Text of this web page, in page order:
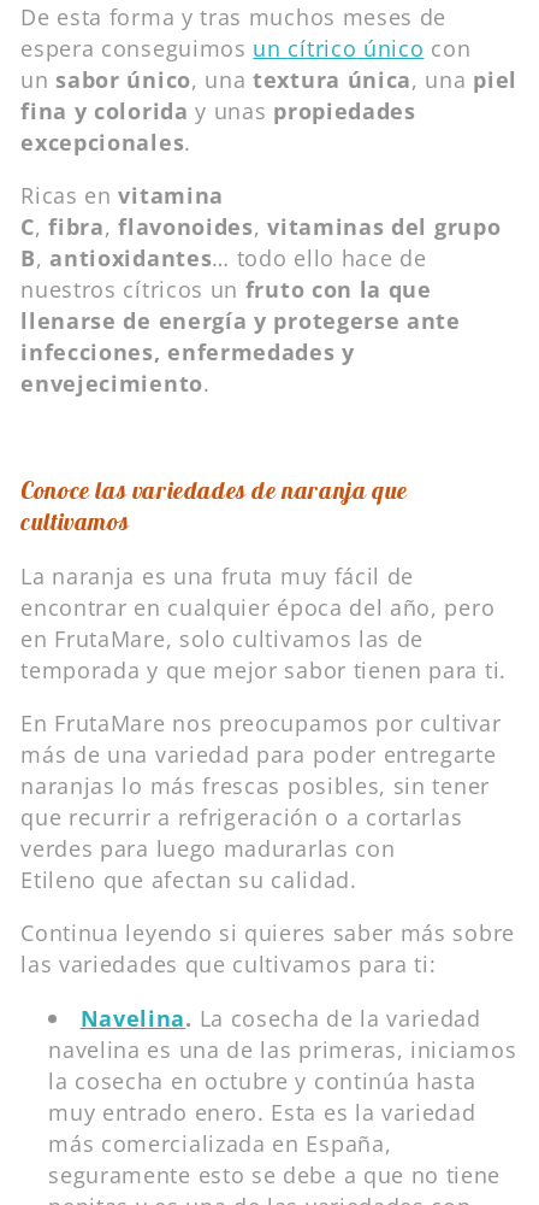
De esta forma y tras muchos meses de
espera conseguimos un cítrico único con
un sabor único, unatextura única, una piel
fina y colorida y unas propiedades
excepcionales.
Ricas en vitamina
C,fibra,flavonoides,vitaminas del grupo
B, antioxidantes… todo ello hace de
nuestros cítricos un fruto con la que
llenarse de energía y protegerse ante
infecciones, enfermedades y
envejecimiento.
Conoce las variedades de naranja que
cultivamos
La naranja es una fruta muy fácil de
encontrar en cualquier época del año, pero
en FrutaMare, solo cultivamos las de
temporada y que mejor sabor tienen para ti.
En FrutaMare nos preocupamos por cultivar
más de una variedad para poder entregarte
naranjas lo más frescas posibles, sin tener
que recurrir a refrigeración o a cortarlas
verdes para luego madurarlas con
Etileno que afectan su calidad.
Continua leyendo si quieres saber más sobre
las variedades que cultivamos para ti:
Navelina. La cosecha de la variedad
navelina es una de las primeras, iniciamos
la cosecha en octubre y continúa hasta
muy entrado enero. Esta es la variedad
más comercializada en España,
seguramente esto se debe a que no tiene